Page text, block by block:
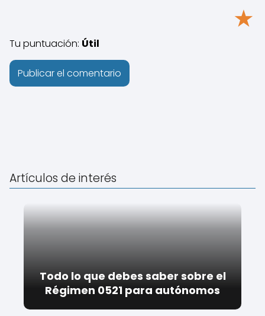
★
Tu puntuación: Útil
Artículos de interés
Todo lo que debes saber sobre el
Régimen 0521 para autónomos